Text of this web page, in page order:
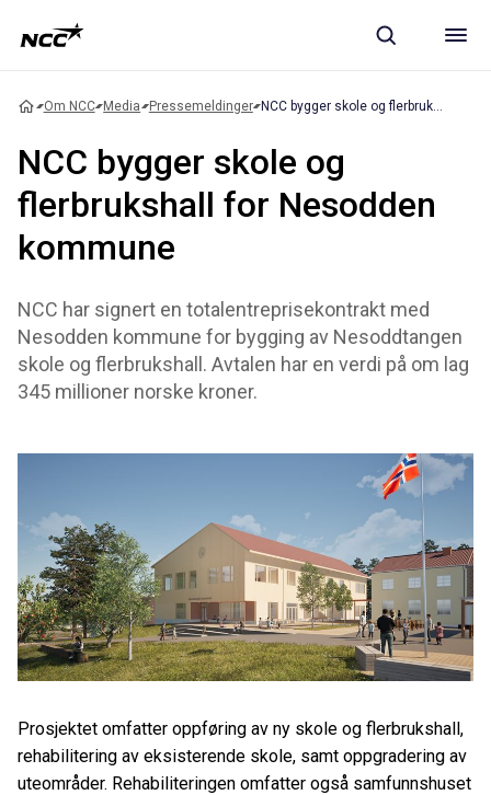
Om NCC Media Pressemeldinger
NCC bygger skole og
flerbrukshall for Nesodden
kommune
NCC har signert en totalentreprisekontrakt med
Nesodden kommune for bygging av Nesoddtangen
skole og flerbrukshall. Avtalen har en verdi på om lag
345 millioner norske kroner.
Prosjektet omfatter oppføring av ny skole og flerbrukshall,
rehabilitering av eksisterende skole, samt oppgradering av
uteområder. Rehabiliteringen omfatter også samfunnshuset